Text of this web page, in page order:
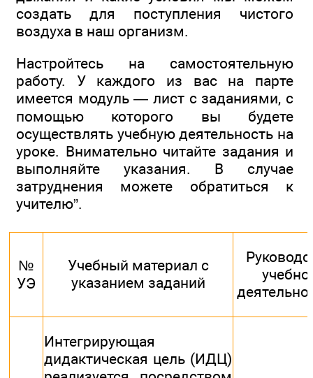
создать для поступления чистого
воздуха в наш организм.
Настройтесь на самостоятельную
работу. У каждого из вас на парте
имеется модуль — лист с заданиями, с
помощью которого вы будете
осуществлять учебную деятельность на
уроке. Внимательно читайте задания и
выполняйте указания. В случае
затруднения можете обратиться к
учителю”.
№
УЭ
Учебный материал с
указанием заданий
Интегрирующая
дидактическая цель (ИДЦ)